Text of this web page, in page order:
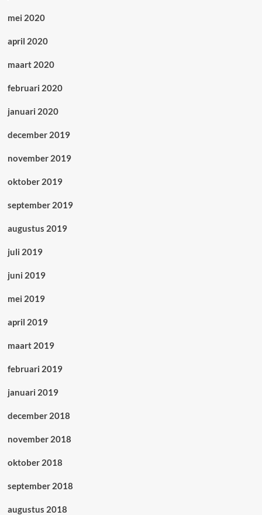
mei 2020
april 2020
maart 2020
februari 2020
januari 2020
december 2019
november 2019
oktober 2019
september 2019
augustus 2019
juli 2019
juni 2019
mei 2019
april 2019
maart 2019
februari 2019
januari 2019
december 2018
november 2018
oktober 2018
september 2018
augustus 2018